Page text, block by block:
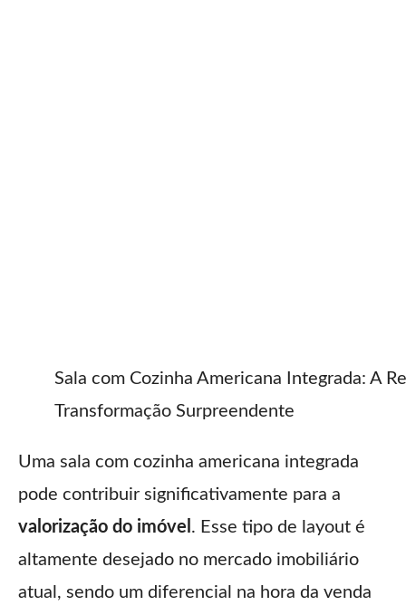
Sala com Cozinha Americana Integrada: A
Transformação Surpreendente
Uma sala com cozinha americana integrada
pode contribuir significativamente para a
valorização do imóvel . Esse tipo de layout é
altamente desejado no mercado imobiliário
atual, sendo um diferencial na hora da venda